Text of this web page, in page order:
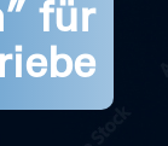
für